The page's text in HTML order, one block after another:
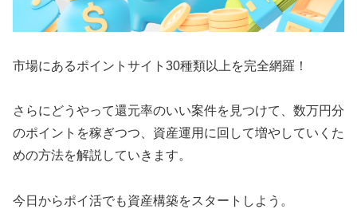
市場にあるポイントサイト30種類以上を完全網羅！
さらにどうやって還元率のいい案件を見つけて、数万円分
のポイントを稼ぎつつ、資産運用に回して増やしていくた
めの方法を解説していきます。
今日からポイ活でも資産構築をスタートしよう。